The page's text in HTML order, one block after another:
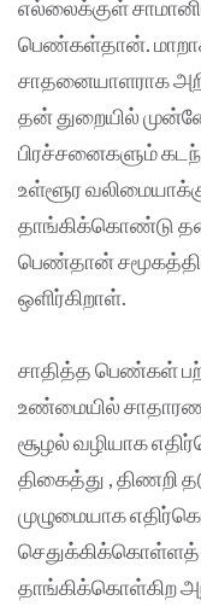
எல்லைக்குள்
பெண்கள்தான்.
சாதனையாளராக
தன் துறையில்
பிரச்சனைகளும்
உள்ளூர
தாங்கிக்கொண்டு தன்
பெண்தான்
ஒளிர்கிறாள்.
சாதித்த பெண்கள்
உண்மையில்
சூழல் வழியாக
திகைத்து , திணறி
முழுமையாக
தாங்கிக்கொள்கிற